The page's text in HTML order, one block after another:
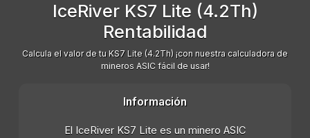
IceRiver KS7 Lite (4.2Th)
Rentabilidad
Calcula el valor de tu KS7 Lite (4.2Th) ¡con nuestra calculadora de
mineros ASIC fácil de usar!
Información
El IceRiver KS7 Lite es un minero ASIC